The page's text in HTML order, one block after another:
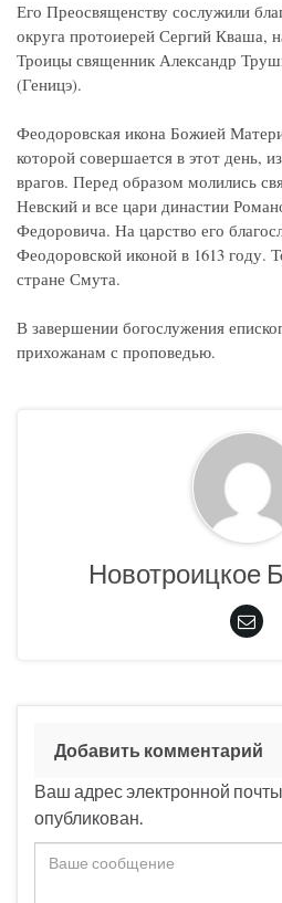
Его Преосвященству сослужили
округа протоиерей Сергий Кваша,
Троицы священник Александр
(Геницэ).
Феодоровская икона Божией
которой совершается в этот день,
врагов. Перед образом молились
Невский и все цари династии
Федоровича. На царство его
Феодоровской иконой в 1613 году.
стране Смута.
В завершении богослужения
прихожанам с проповедью.
Новотроицкое
Добавить комментарий
Ваш адрес электронной
опубликован.